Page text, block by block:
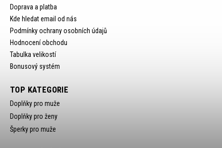
Doprava a platba
Kde hledat email od nás
Podmínky ochrany osobních údajů
Hodnocení obchodu
Tabulka velikostí
Bonusový systém
TOP KATEGORIE
Doplňky pro muže
Doplňky pro ženy
Šperky pro muže